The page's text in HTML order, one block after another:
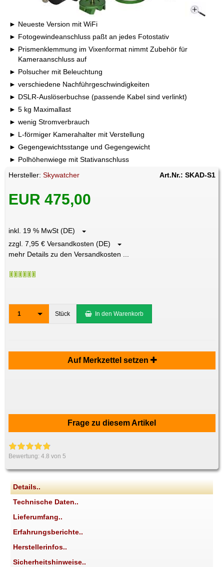
Neueste Version mit WiFi
Fotogewindeanschluss paßt an jedes Fotostativ
Prismenklemmung im Vixenformat nimmt Zubehör für
Kameraanschluss auf
Polsucher mit Beleuchtung
verschiedene Nachführgeschwindigkeiten
DSLR-Auslöserbuchse (passende Kabel sind verlinkt)
5 kg Maximallast
wenig Stromverbrauch
L-förmiger Kamerahalter mit Verstellung
Gegengewichtsstange und Gegengewicht
Polhöhenwiege mit Stativanschluss
Hersteller:Skywatcher Art.Nr.: SKAD-S1
EUR 475,00
inkl. 19 % MwSt (DE)
zzgl. 7,95 € Versandkosten (DE)
mehr Details zu den Versandkosten ...
1 Stück In den Warenkorb
Auf Merkzettel setzen
Frage zu diesem Artikel
Bewertung:4.8 von 5
Details..
Technische Daten..
Lieferumfang..
Erfahrungsberichte..
Herstellerinfos..
Sicherheitshinweise..